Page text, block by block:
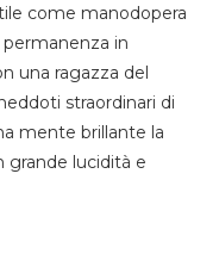
come manodopera
in
una ragazza del
straordinari di
mente brillante la
grande lucidità e